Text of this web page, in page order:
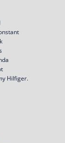
Hilfiger.